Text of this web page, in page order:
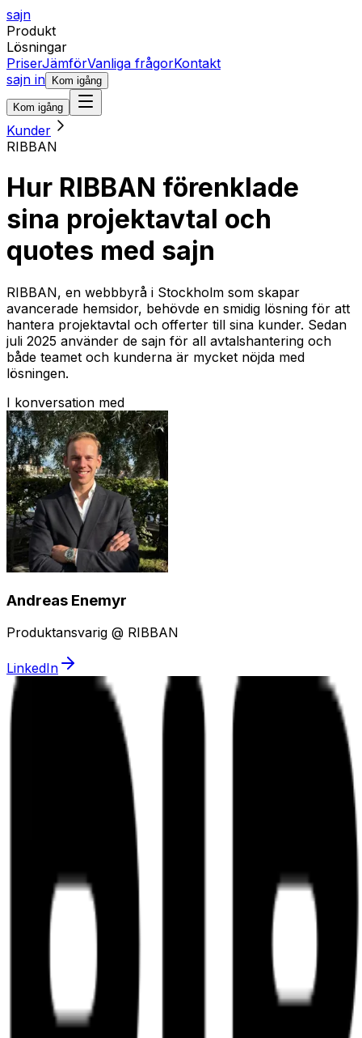
sajn
Produkt
Lösningar
PriserJämförVanliga frågorKontakt
sajn in
Kom igång
Kom igång
Kunder
RIBBAN
Hur RIBBAN förenklade
sina projektavtal och
quotes med sajn
RIBBAN, en webbbyrå i Stockholm som skapar
avancerade hemsidor, behövde en smidig lösning för att
hantera projektavtal och offerter till sina kunder. Sedan
juli 2025 använder de sajn för all avtalshantering och
både teamet och kunderna är mycket nöjda med
lösningen.
I konversation med
Andreas Enemyr
Produktansvarig @ RIBBAN
LinkedIn